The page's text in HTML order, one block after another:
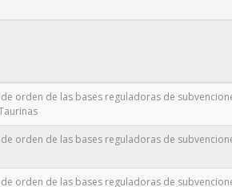
orden de las bases reguladoras de
orden de las bases reguladoras de
orden de las bases reguladoras de